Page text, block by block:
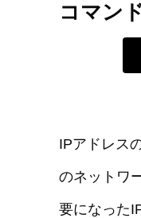
コマン
IPアドレス
のネットワ
要になった